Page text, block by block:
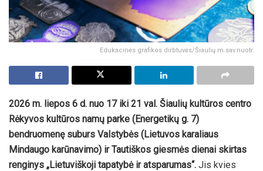
Edukacinės grafikos dirbtuvės/Šiaulių m.sav.nuotr.
2026 m. liepos 6 d. nuo 17 iki 21 val. Šiaulių kultūros centro
Rėkyvos kultūros namų parke (Energetikų g. 7)
bendruomenę suburs Valstybės (Lietuvos karaliaus
Mindaugo karūnavimo) ir Tautiškos giesmės dienai skirtas
renginys „Lietuviškoji tapatybė ir atsparumas“. Jis kvies